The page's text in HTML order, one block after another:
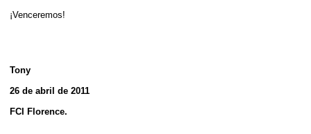
¡Venceremos!
Tony
26 de abril de 2011
FCI Florence.